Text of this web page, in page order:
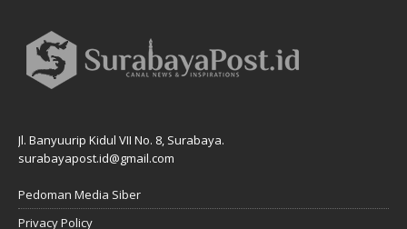
Jl. Banyuurip Kidul VII No. 8, Surabaya.
surabayapost.id@gmail.com
Pedoman Media Siber
Privacy Policy